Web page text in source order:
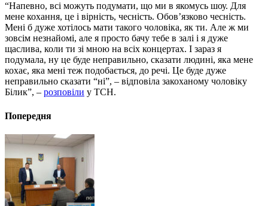
“Напевно, всі можуть подумати, що ми в якомусь шоу. Для
мене кохання, це і вірність, чесність. Обов’язково чесність.
Мені б дуже хотілось мати такого чоловіка, як ти. Але ж ми
зовсім незнайомі, але я просто бачу тебе в залі і я дуже
щаслива, коли ти зі мною на всіх концертах. І зараз я
подумала, ну це буде неправильно, сказати людині, яка мене
кохає, яка мені теж подобається, до речі. Це буде дуже
неправильно сказати “ні”, – відповіла закоханому чоловіку
Білик”, – розповіли у ТСН.
Попередня